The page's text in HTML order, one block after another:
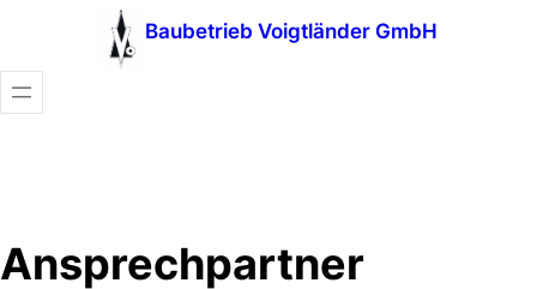
Baubetrieb Voigtländer GmbH
Ansprechpartner